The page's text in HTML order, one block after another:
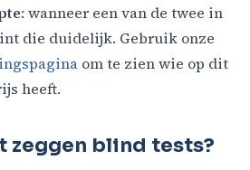
: wanneer een van de twee in
die duidelijk. Gebruik onze
om te zien wie op dit
heeft.
zeggen blind tests?